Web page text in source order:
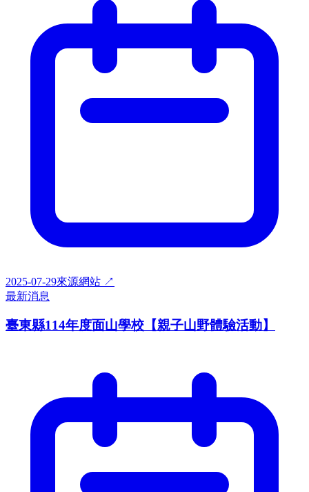
2025-07-29來源網站 ↗
最新消息
臺東縣114年度面山學校【親子山野體驗活動】